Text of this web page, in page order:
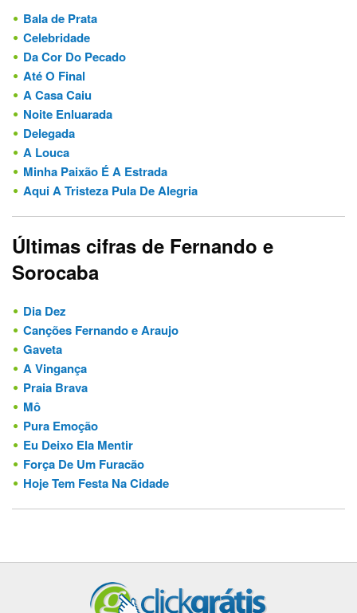
Bala de Prata
Celebridade
Da Cor Do Pecado
Até O Final
A Casa Caiu
Noite Enluarada
Delegada
A Louca
Minha Paixão É A Estrada
Aqui A Tristeza Pula De Alegria
Últimas cifras de Fernando e
Sorocaba
Dia Dez
Canções Fernando e Araujo
Gaveta
A Vingança
Praia Brava
Mô
Pura Emoção
Eu Deixo Ela Mentir
Força De Um Furacão
Hoje Tem Festa Na Cidade